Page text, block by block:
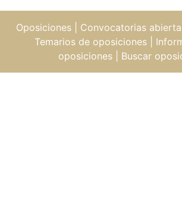
Oposiciones Convocatorias
Temarios de oposiciones|
oposiciones| Buscar